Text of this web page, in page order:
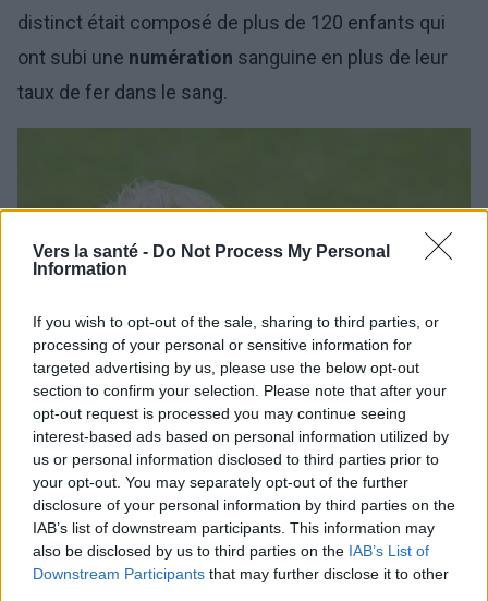
Vers la santé - Do Not Process My Personal
Information
If you wish to opt-out of the sale, sharing to third parties, or
processing of your personal or sensitive information for
targeted advertising by us, please use the below opt-out
section to confirm your selection. Please note that after your
opt-out request is processed you may continue seeing
interest-based ads based on personal information utilized by
us or personal information disclosed to third parties prior to
your opt-out. You may separately opt-out of the further
disclosure of your personal information by third parties on the
IAB’s list of downstream participants. This information may
also be disclosed by us to third parties on the IAB’s List of
Downstream Participants that may further disclose it to other
distinct était composé de plus de 120 enfants qui
ont subi une numération sanguine en plus de leur
taux de fer dans le sang.
Enfants autistes et taux de vitamine D et de fer, photo : panthermedia
Les conclusions sont sans équivoque : dans le